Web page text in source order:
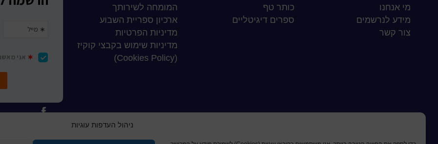
ניהול העדפות עוגיות
מי אנחנו
מידע לנרשמים
צור קשר
כותר טף
ספרים דיגיטליים
המומחה לשירותך
ארכיון ספריית השבוע
מדיניות הפרטיות
מדיניות שימוש בקבצי קוקיז
(Cookies Policy)